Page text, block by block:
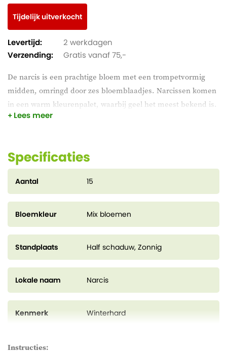
De narcis is een prachtige bloem met een trompetvormig
midden, omringd door zes bloemblaadjes. Narcissen komen
in een warm kleurenpalet, waarbij geel het meest bekend is.
In deze set krijg je narcissen met extra grote bloemen voor
een levendige en fleurige sfeer in de tuin!
Lees meer
Tijdelijk uitverkocht
Levertijd:
2 werkdagen
Verzending:
Gratis vanaf 75,-
Specificaties
Aantal 15
Bloemkleur Mix bloemen
Standplaats Half schaduw, Zonnig
Lokale naam Narcis
Kenmerk Winterhard
Instructies: